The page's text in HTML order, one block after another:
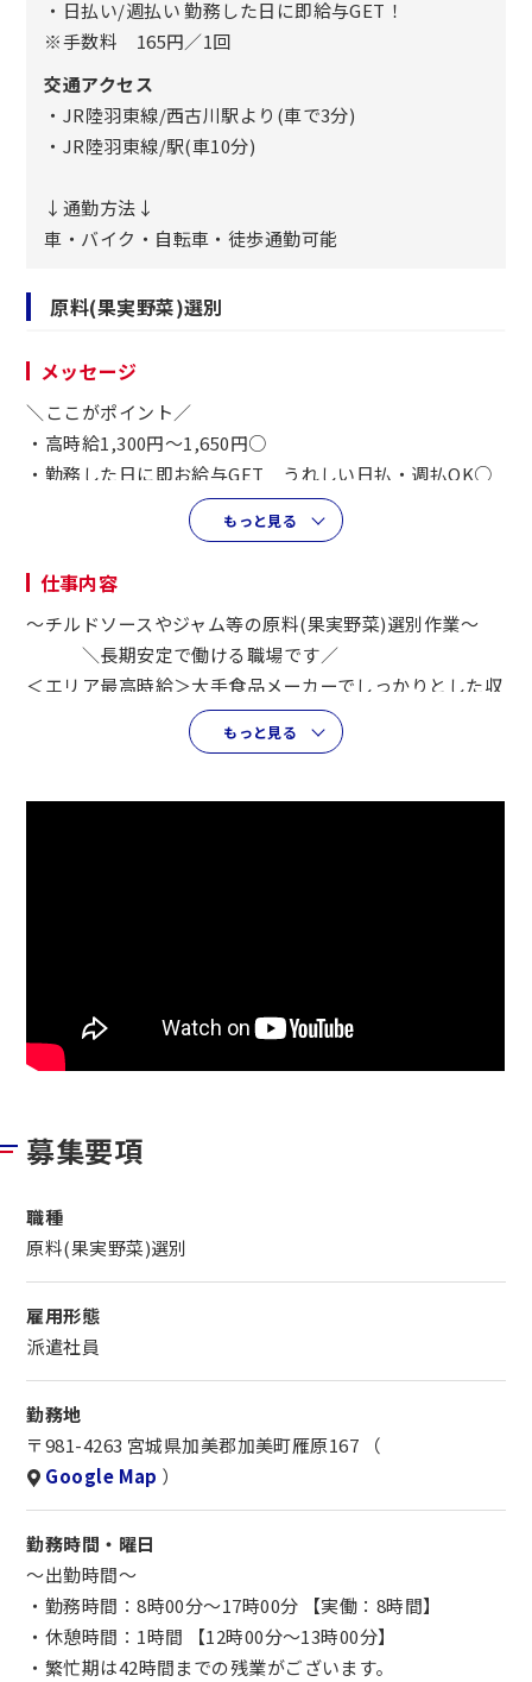
・日払い/週払い 勤務した日に即給与GET！
※手数料 165円／1回
交通アクセス
・JR陸羽東線/西古川駅より(車で3分)
・JR陸羽東線/駅(車10分)
↓通勤方法↓
車・バイク・自転車・徒歩通勤可能
原料(果実野菜)選別
メッセージ
＼ここがポイント／
・高時給1,300円～1,650円○
・勤務した日に即お給与GET うれしい日払・週払OK○
未経験の方・週5日で働きたい方・ガッツリ稼ぎたい方な
ぜひ、応募くださいませ！
もっと見る
仕事内容
～チルドソースやジャム等の原料(果実野菜)選別作業～
＼長期安定で働ける職場です／
＜エリア最高時給＞大手食品メーカーでしっかりとした収
具体的には…
原料(野菜や果物)を加工する前に・・・
1.リンゴがいくつ必要となっていたら指示された個数を選
3.またイチゴや、グレープを選別し、必要な工程に運ぶ
商品の選別をし、届けるお仕事となります。
ハンドリフトを使いますので、気をつけて運びましょう！
果物を保管している倉庫は、冷凍倉庫です。
一瞬、「ひえっ！」としますが、瞬間ですのでご安心くだ
物価高のこの世の中、時給を高くし生活の基盤を安定させ
ませんか？
もっと見る
募集要項
職種
原料(果実野菜)選別
雇用形態
派遣社員
勤務地
〒981-4263 宮城県加美郡加美町雁原167 （
Google Map ）
勤務時間・曜日
～出勤時間～
・勤務時間：8時00分～17時00分 【実働：8時間】
・休憩時間：1時間 【12時00分～13時00分】
・繁忙期は42時間までの残業がございます。